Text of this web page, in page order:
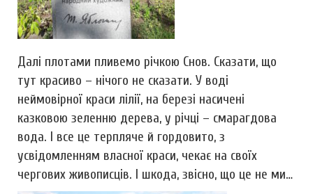
Далі плотами пливемо річкою Снов. Сказати, що
тут красиво – нічого не сказати. У воді
неймовірної краси лілії, на березі насичені
казковою зеленню дерева, у річці – смарагдова
вода. І все це терпляче й гордовито, з
усвідомленням власної краси, чекає на своїх
чергових живописців. І шкода, звісно, що це не ми…